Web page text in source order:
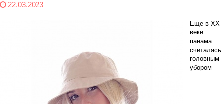
22.03.2023
Еще в XX
веке
панама
считалась
головным
убором